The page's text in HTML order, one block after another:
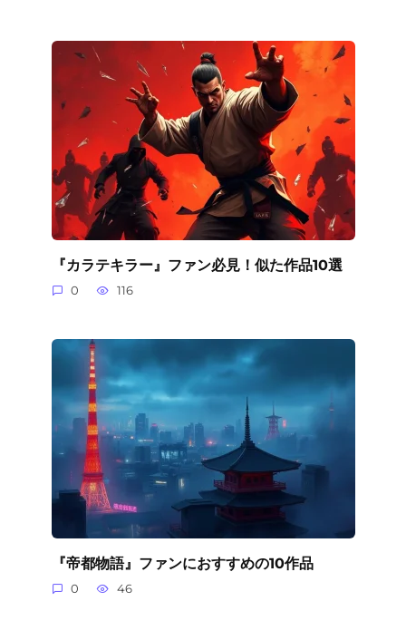
『カラテキラー』ファン必見！似た作品10選
0 116
『帝都物語』ファンにおすすめの10作品
0 46